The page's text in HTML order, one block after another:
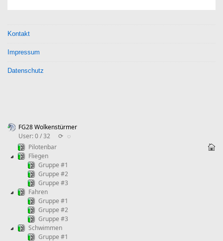
Kontakt
Impressum
Datenschutz
FG28 Wolkenstürmer
User: 0 / 32
⟳ ◌
Pilotenbar
Fliegen
Gruppe #1
Gruppe #2
Gruppe #3
Fahren
Gruppe #1
Gruppe #2
Gruppe #3
Schwimmen
Gruppe #1